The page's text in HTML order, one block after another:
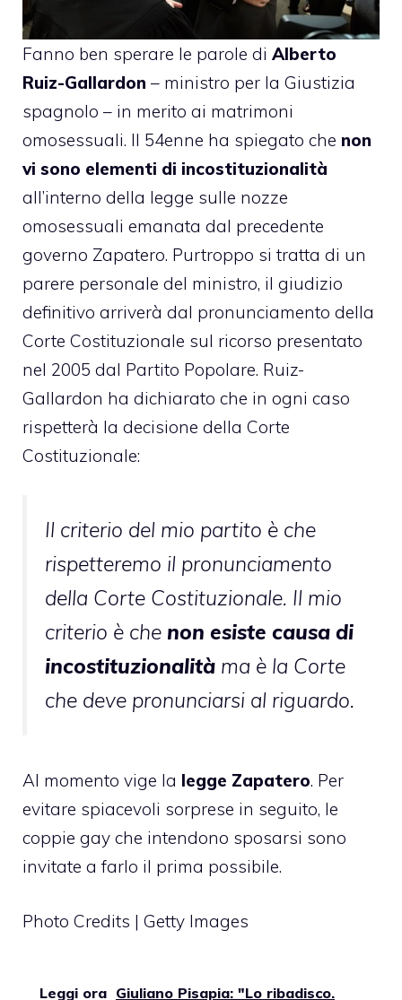
Fanno ben sperare le parole di Alberto
Ruiz-Gallardon – ministro per la Giustizia
spagnolo – in merito ai matrimoni
omosessuali. Il 54enne ha spiegato che non
vi sono elementi di incostituzionalità
all’interno della legge sulle nozze
omosessuali emanata dal precedente
governo Zapatero. Purtroppo si tratta di un
parere personale del ministro, il giudizio
definitivo arriverà dal pronunciamento della
Corte Costituzionale sul ricorso presentato
nel 2005 dal Partito Popolare. Ruiz-
Gallardon ha dichiarato che in ogni caso
rispetterà la decisione della Corte
Costituzionale:
Il criterio del mio partito è che
rispetteremo il pronunciamento
della Corte Costituzionale. Il mio
criterio è che non esiste causa di
incostituzionalità ma è la Corte
che deve pronunciarsi al riguardo.
Al momento vige la legge Zapatero. Per
evitare spiacevoli sorprese in seguito, le
coppie gay che intendono sposarsi sono
invitate a farlo il prima possibile.
Photo Credits | Getty Images
Leggi ora Giuliano Pisapia: "Lo ribadisco.